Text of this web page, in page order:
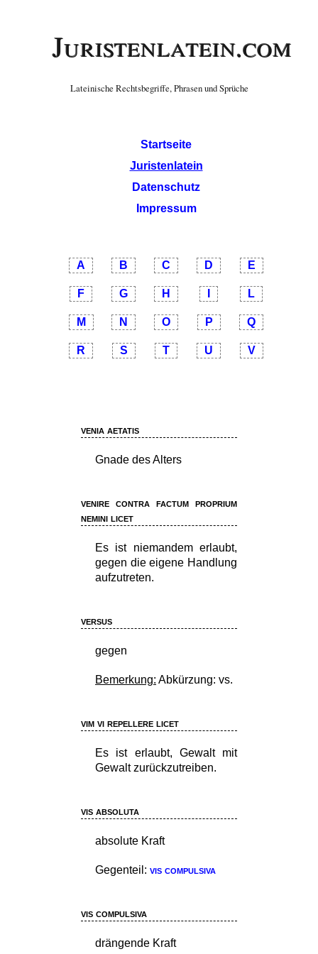
Juristenlatein.com
Lateinische Rechtsbegriffe, Phrasen und Sprüche
Startseite
Juristenlatein
Datenschutz
Impressum
A B C D E
F G H L
M N O P Q
R S T U V
venia aetatis
Gnade des Alters
venire contra factum proprium
nemini licet
Es ist niemandem erlaubt,
gegen die eigene Handlung
aufzutreten.
versus
gegen
Bemerkung: Abkürzung: vs.
vim vi repellere licet
Es ist erlaubt, Gewalt mit
Gewalt zurückzutreiben.
vis absoluta
absolute Kraft
Gegenteil: vis compulsiva
vis compulsiva
drängende Kraft